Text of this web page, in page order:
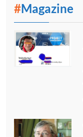
#Magazine